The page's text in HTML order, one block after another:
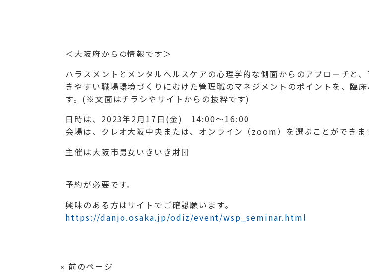
＜大阪府からの情報です＞
ハラスメントとメンタルヘルスケアの心理学的な側面からのアプローチと
きやすい職場環境づくりにむけた管理職のマネジメントのポイントを、臨
す。(※文面はチラシやサイトからの抜粋です)
日時は、2023年2月17日(金) 14:00～16:00
会場は、クレオ大阪中央または、オンライン（zoom）を選ぶことができま
主催は大阪市男女いきいき財団
予約が必要です。
興味のある方はサイトでご確認願います。
https://danjo.osaka.jp/odiz/event/wsp_seminar.html
« 前のページ